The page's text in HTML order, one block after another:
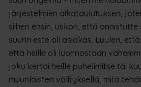
järjestelmien aikataulutuksen,
siihen ensin, uskon, että onnistutte
suurin este oli asiakas. Luulen,
että heille oli luonnostaan
joku kertoi heille puhelimitse tai
muunlaisten välityksellä, mitä